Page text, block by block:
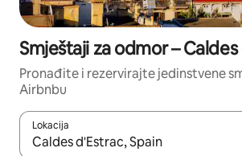
Smještaji za odmor –
Pronađite i rezervirajte jedinstvene
Airbnbu
Lokacija
Kada budu dostupni rezultati, moći